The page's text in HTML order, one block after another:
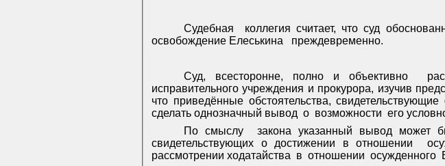
Судебная коллегия считает, что суд
освобождение Елеськина
преждевременно.
Суд, всесторонне, полно и объективно
исправительного учреждения и прокурора, изучив
что приведённые обстоятельства,
сделать однозначный вывод о возможности его
По смыслу
закона указанный вывод может
свидетельствующих о достижении в отношении
рассмотрении ходатайства в отношении осужденного